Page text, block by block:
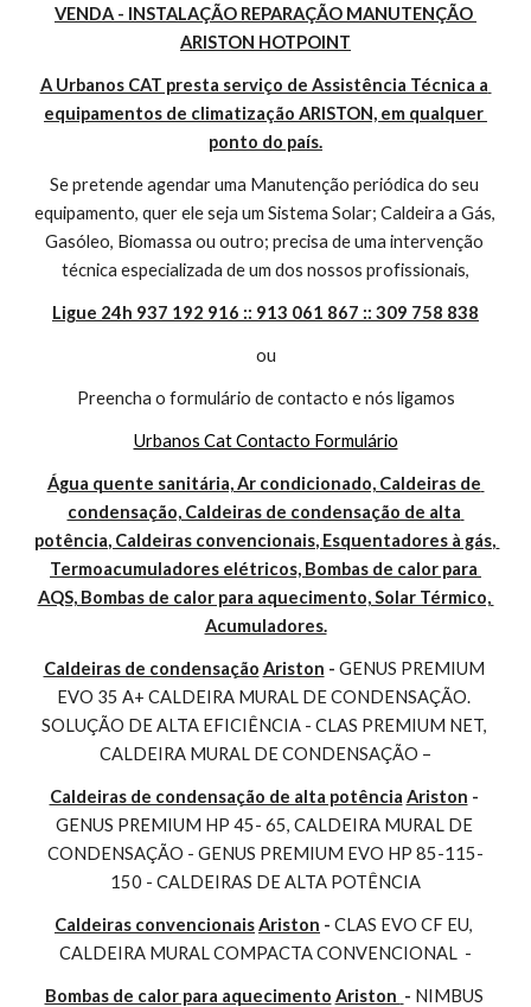
VENDA - INSTALAÇÃO REPARAÇÃO MANUTENÇÃO
ARISTON HOTPOINT
A Urbanos CAT presta serviço de Assistência Técnica a
equipamentos de climatização ARISTON, em qualquer
ponto do país.
Se pretende agendar uma Manutenção periódica do seu
equipamento, quer ele seja um Sistema Solar; Caldeira a Gás,
Gasóleo, Biomassa ou outro; precisa de uma intervenção
técnica especializada de um dos nossos profissionais,
Ligue 24h 937 192 916 :: 913 061 867 :: 309 758 838
ou
Preencha o formulário de contacto e nós ligamos
Urbanos Cat Contacto Formulário
Água quente sanitária, Ar condicionado, Caldeiras de
condensação, Caldeiras de condensação de alta
potência, Caldeiras convencionais, Esquentadores à gás,
Termoacumuladores elétricos, Bombas de calor para
AQS, Bombas de calor para aquecimento, Solar Térmico,
Acumuladores.
Caldeiras de condensação Ariston - GENUS PREMIUM
EVO 35 A+ CALDEIRA MURAL DE CONDENSAÇÃO.
SOLUÇÃO DE ALTA EFICIÊNCIA - CLAS PREMIUM NET,
CALDEIRA MURAL DE CONDENSAÇÃO –
Caldeiras de condensação de alta potência Ariston
GENUS PREMIUM HP 45- 65, CALDEIRA MURAL DE
CONDENSAÇÃO - GENUS PREMIUM EVO HP 85-115-
150 - CALDEIRAS DE ALTA POTÊNCIA
Caldeiras convencionaisAriston - CLAS EVO CF EU,
CALDEIRA MURAL COMPACTA CONVENCIONAL  -
Bombas de calor para aquecimento Ariston - NIMBUS